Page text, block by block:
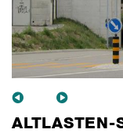
ALTLASTEN-